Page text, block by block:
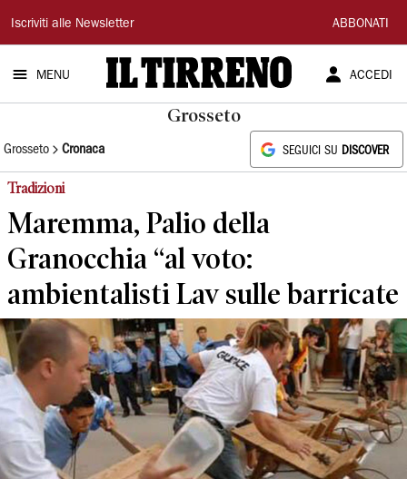
Il
Tirreno
Iscriviti alle Newsletter ABBONATI
MENU ACCEDI
Grosseto
Grosseto Cronaca SEGUICI SU DISCOVER
Tradizioni
Maremma, Palio della
Granocchia “al voto:
ambientalisti Lav sulle barricate